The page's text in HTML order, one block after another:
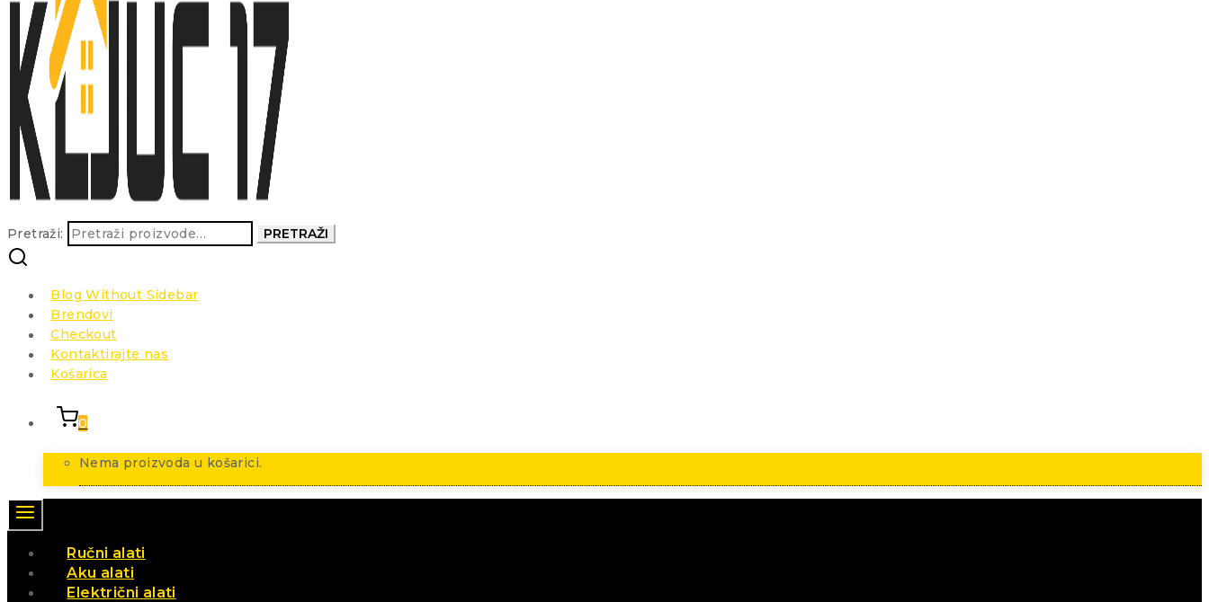
Pretraži: PRETRAŽI
Blog Without Sidebar
Brendovi
Checkout
Kontaktirajte nas
Košarica
0
Nema proizvoda u košarici.
Ručni alati
Aku alati
Električni alati